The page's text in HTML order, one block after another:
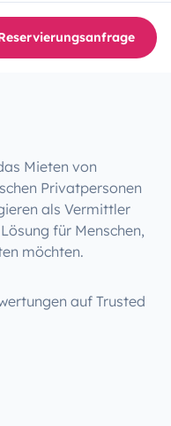
Mieten von
Privatpersonen
als Vermittler
für Menschen,
möchten.
auf Trusted